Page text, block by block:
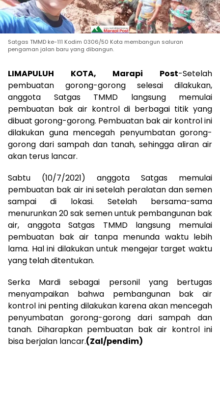
Satgas TMMD ke-111 Kodim 0306/50 Kota membangun saluran
pengaman jalan baru yang dibangun.
LIMAPULUH KOTA, Marapi Post-Setelah
pembuatan gorong-gorong selesai dilakukan,
anggota Satgas TMMD langsung memulai
pembuatan bak air kontrol di berbagai titik yang
dibuat gorong-gorong. Pembuatan bak air kontrol ini
dilakukan guna mencegah penyumbatan gorong-
gorong dari sampah dan tanah, sehingga aliran air
akan terus lancar.
Sabtu (10/7/2021) anggota Satgas memulai
pembuatan bak air ini setelah peralatan dan semen
sampai di lokasi. Setelah bersama-sama
menurunkan 20 sak semen untuk pembangunan bak
air, anggota Satgas TMMD langsung memulai
pembuatan bak air tanpa menunda waktu lebih
lama. Hal ini dilakukan untuk mengejar target waktu
yang telah ditentukan.
Serka Mardi sebagai personil yang bertugas
menyampaikan bahwa pembangunan bak air
kontrol ini penting dilakukan karena akan mencegah
penyumbatan gorong-gorong dari sampah dan
tanah. Diharapkan pembuatan bak air kontrol ini
bisa berjalan lancar.(Zal/pendim)